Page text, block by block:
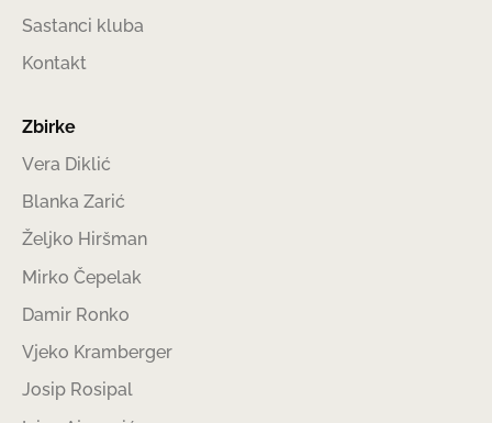
Sastanci kluba
Kontakt
Zbirke
Vera Diklić
Blanka Zarić
Željko Hiršman
Mirko Čepelak
Damir Ronko
Vjeko Kramberger
Josip Rosipal